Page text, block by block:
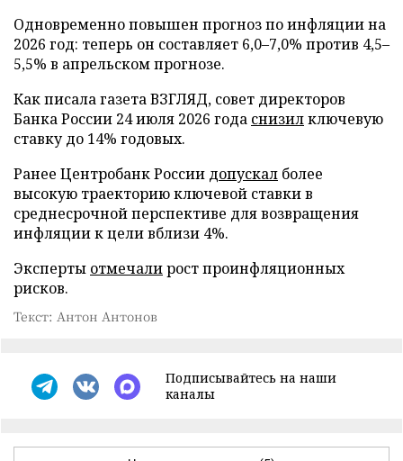
Одновременно повышен прогноз по инфляции на
2026 год: теперь он составляет 6,0–7,0% против 4,5–
5,5% в апрельском прогнозе.
Как писала газета ВЗГЛЯД, совет директоров
Банка России 24 июля 2026 года снизилключевую
ставку до 14% годовых.
Ранее Центробанк России допускал более
высокую траекторию ключевой ставки в
среднесрочной перспективе для возвращения
инфляции к цели вблизи 4%.
Эксперты отмечалирост проинфляционных
рисков.
Текст: Антон Антонов
Подписывайтесь на наши
каналы